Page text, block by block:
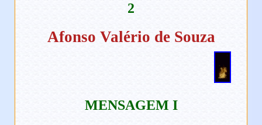
2
Afonso Valério de Souza
MENSAGEM I